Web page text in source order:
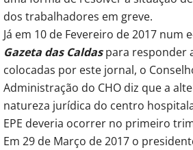
dos trabalhadores em greve.
Já em 10 de Fevereiro de 2017 num
Gazeta das Caldaspara responder
colocadas por este jornal, o
Administração do CHO diz que a
natureza jurídica do centro
EPE deveria ocorrer no primeiro
Em 29 de Março de 2017 o